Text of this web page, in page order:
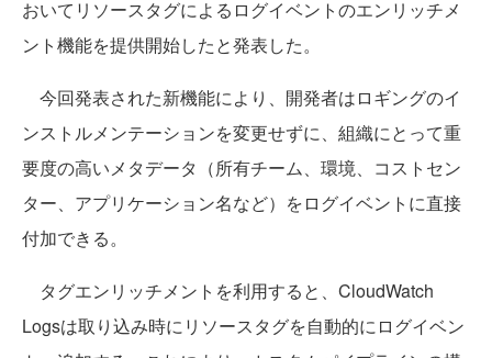
おいてリソースタグによるログイベントのエンリッチメ
ント機能を提供開始したと発表した。
今回発表された新機能により、開発者はロギングのイ
ンストルメンテーションを変更せずに、組織にとって重
要度の高いメタデータ（所有チーム、環境、コストセン
ター、アプリケーション名など）をログイベントに直接
付加できる。
タグエンリッチメントを利用すると、CloudWatch
Logsは取り込み時にリソースタグを自動的にログイベン